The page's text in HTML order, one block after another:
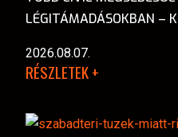
LÉGITÁMADÁSOKBAN –
2026.08.07.
RÉSZLETEK +